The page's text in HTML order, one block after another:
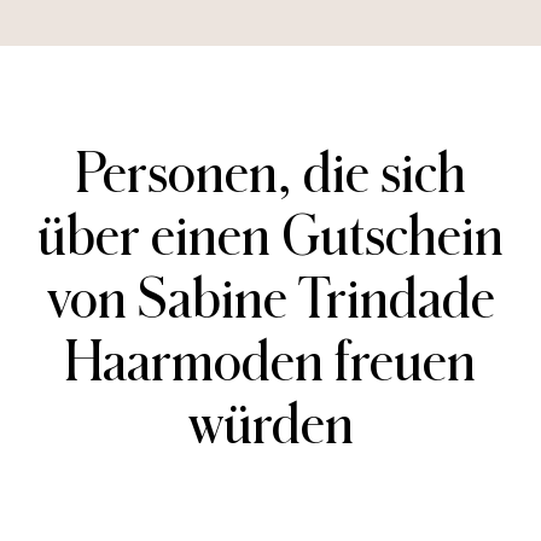
Personen, die sich
über einen Gutschein
von Sabine Trindade
Haarmoden freuen
würden